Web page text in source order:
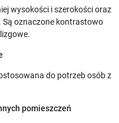
wysokości i szerokości oraz
oznaczone kontrastowo
do potrzeb osób z
pomieszczeń